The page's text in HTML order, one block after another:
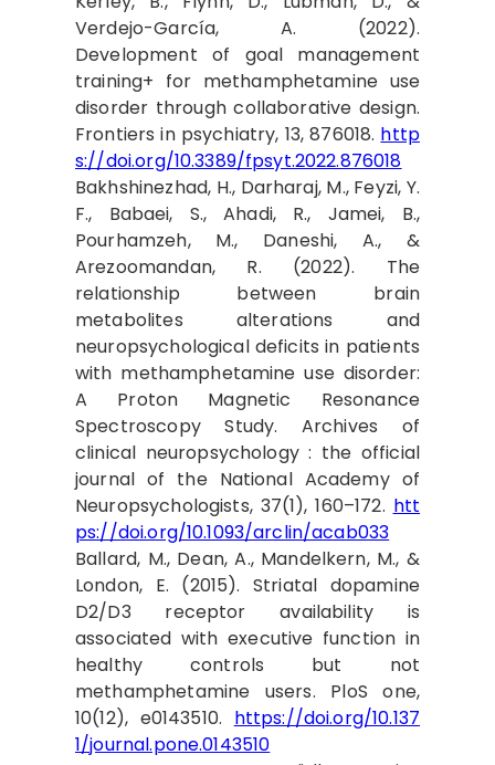
Verdejo-García, A. (2022).
Development of goal management
training+ for methamphetamine use
disorder through collaborative design.
Frontiers in psychiatry, 13, 876018. http
s://doi.org/10.3389/fpsyt.2022.876018
Bakhshinezhad, H., Darharaj, M., Feyzi, Y.
F., Babaei, S., Ahadi, R., Jamei, B.,
Pourhamzeh, M., Daneshi, A., &
Arezoomandan, R. (2022). The
relationship between brain
metabolites alterations and
neuropsychological deficits in patients
with methamphetamine use disorder:
A Proton Magnetic Resonance
Spectroscopy Study. Archives of
clinical neuropsychology : the official
journal of the National Academy of
Neuropsychologists, 37(1), 160–172. htt
ps://doi.org/10.1093/arclin/acab033
Ballard, M., Dean, A., Mandelkern, M., &
London, E. (2015). Striatal dopamine
D2/D3 receptor availability is
associated with executive function in
healthy controls but not
methamphetamine users. PloS one,
10(12), e0143510. https://doi.org/10.137
1/journal.pone.0143510